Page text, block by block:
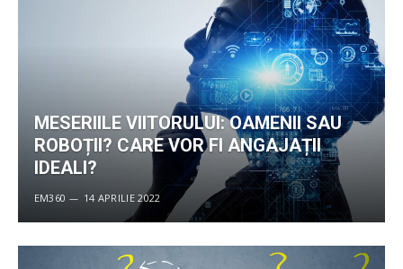
MESERIILE VIITORULUI: OAMENII SAU
ROBOȚII? CARE VOR FI ANGAJAȚII
IDEALI?
EM360 14 APRILIE 2022